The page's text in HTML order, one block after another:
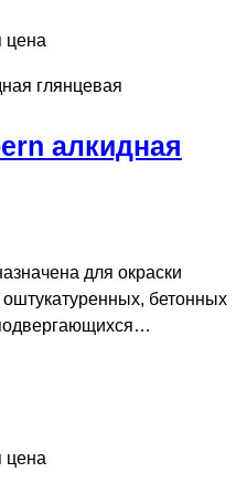
цена
алкидная
для окраски
бетонных
цена